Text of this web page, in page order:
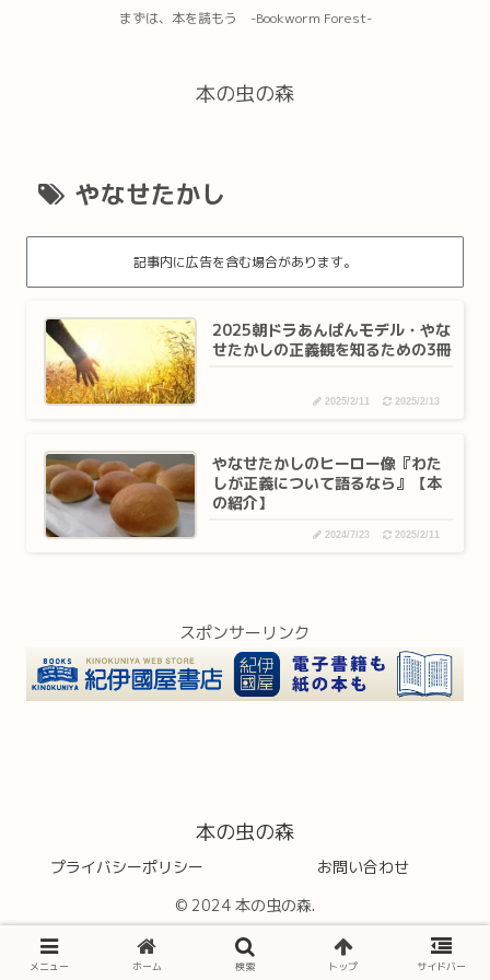
まずは、本を読もう -Bookworm Forest-
本の虫の森
やなせたかし
記事内に広告を含む場合があります。
2025朝ドラあんぱんモデル・やな
せたかしの正義観を知るための3冊
2025/2/11 2025/2/13
やなせたかしのヒーロー像『わた
しが正義について語るなら』【本
の紹介】
2024/7/23 2025/2/11
スポンサーリンク
本の虫の森
プライバシーポリシー
お問い合わせ
© 2024 本の虫の森.
メニュー ホーム 検索 トップ サイドバー